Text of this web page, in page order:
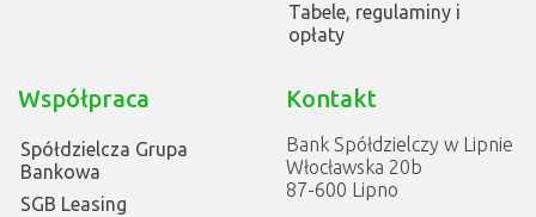
Tabele, regulaminy i
opłaty
Współpraca
Spółdzielcza Grupa
Bankowa
SGB Leasing
Kontakt
Bank Spółdzielczy w Lipnie
Włocławska 20b
87-600 Lipno